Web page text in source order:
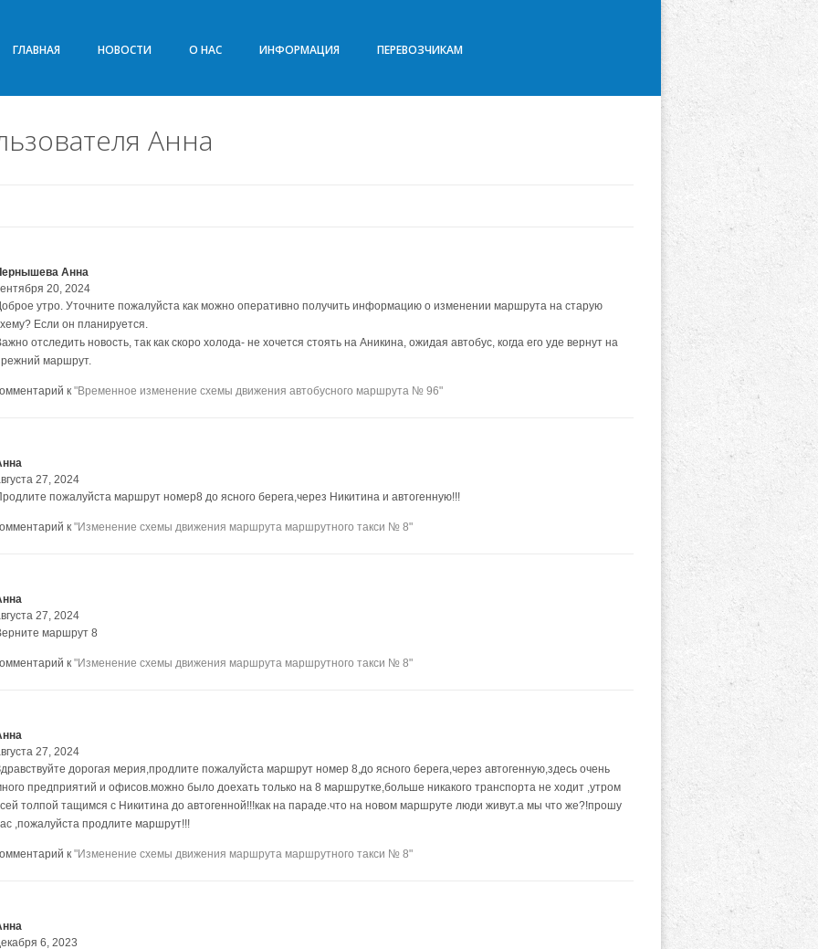
ГЛАВНАЯ НОВОСТИ О НАС ИНФОРМАЦИЯ ПЕРЕВОЗЧИКАМ
Анна
Анна
20, 2024
утро. Уточните пожалуйста как можно оперативно получить информацию о изменении маршрута на старую
Если он планируется.
отследить новость, так как скоро холода- не хочется стоять на Аникина, ожидая автобус, когда его уде вернут на
маршрут.
к "Временное изменение схемы движения автобусного маршрута № 96"
27, 2024
пожалуйста маршрут номер8 до ясного берега,через Никитина и автогенную!!!
к "Изменение схемы движения маршрута маршрутного такси № 8"
27, 2024
маршрут 8
к "Изменение схемы движения маршрута маршрутного такси № 8"
27, 2024
дорогая мерия,продлите пожалуйста маршрут номер 8,до ясного берега,через автогенную,здесь очень
предприятий и офисов.можно было доехать только на 8 маршрутке,больше никакого транспорта не ходит ,утром
толпой тащимся с Никитина до автогенной!!!как на параде.что на новом маршруте люди живут.а мы что же?!прошу
,пожалуйста продлите маршрут!!!
к "Изменение схемы движения маршрута маршрутного такси № 8"
6, 2023